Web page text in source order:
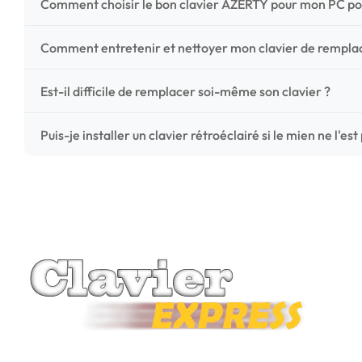
Comment choisir le bon clavier AZERTY pour mon PC
Pour ne pas vous tromper, vérifiez trois points critiques
Comment entretenir et nettoyer mon clavier de
Un entretien régulier prolonge la vie de vos touches.
Est-il difficile de remplacer soi-même son clavier ?
C'est une réparation accessible et très économique !
Puis-je installer un clavier rétroéclairé si le mien ne l'est